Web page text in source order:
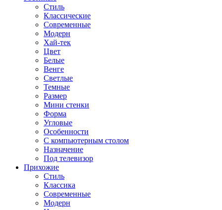
Стиль
Классические
Современные
Модерн
Хай-тек
Цвет
Белые
Венге
Светлые
Темные
Размер
Мини стенки
Форма
Угловые
Особенности
С компьютерным столом
Назначение
Под телевизор
Прихожие
Стиль
Классика
Современные
Модерн